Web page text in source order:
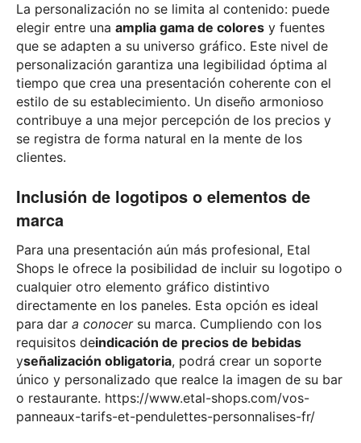
La personalización no se limita al contenido: puede
elegir entre una amplia gama de colores y fuentes
que se adapten a su universo gráfico. Este nivel de
personalización garantiza una legibilidad óptima al
tiempo que crea una presentación coherente con el
estilo de su establecimiento. Un diseño armonioso
contribuye a una mejor percepción de los precios y
se registra de forma natural en la mente de los
clientes.
Inclusión de logotipos o elementos de
marca
Para una presentación aún más profesional, Etal
Shops le ofrece la posibilidad de incluir su logotipo o
cualquier otro elemento gráfico distintivo
directamente en los paneles. Esta opción es ideal
para dar a conocersu marca. Cumpliendo con los
requisitos deindicación de precios de bebidas
yseñalización obligatoria, podrá crear un soporte
único y personalizado que realce la imagen de su bar
o restaurante. https://www.etal-shops.com/vos-
panneaux-tarifs-et-pendulettes-personnalises-fr/